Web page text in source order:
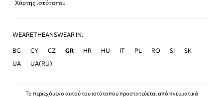
Χάρτης ιστότοπου
WEARETHEANSWEAR IN:
BG CY CZ GR HR HU IT PL RO SI
SK
UA
UA(RU)
Το περιεχόμενο αυτού του ιστότοπου προστατεύεται από πνευματικά